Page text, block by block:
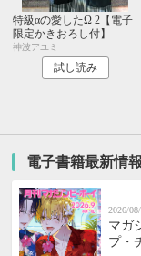
特級αの愛したΩ 2【電子
限定かきおろし付】
神波アユミ
試し読み
電子書籍最新情報
2026/
マガ
プ・